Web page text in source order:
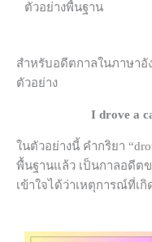
ตัวอย่างพื้นฐาน
สำหรับอดีตกาลในภาษา
ตัวอย่าง
I drove a
ในตัวอย่างนี้ คำกริยา
พื้นฐานแล้ว เป็นกาลอดีต
เข้าใจได้ว่าเหตุการณ์ที่เ